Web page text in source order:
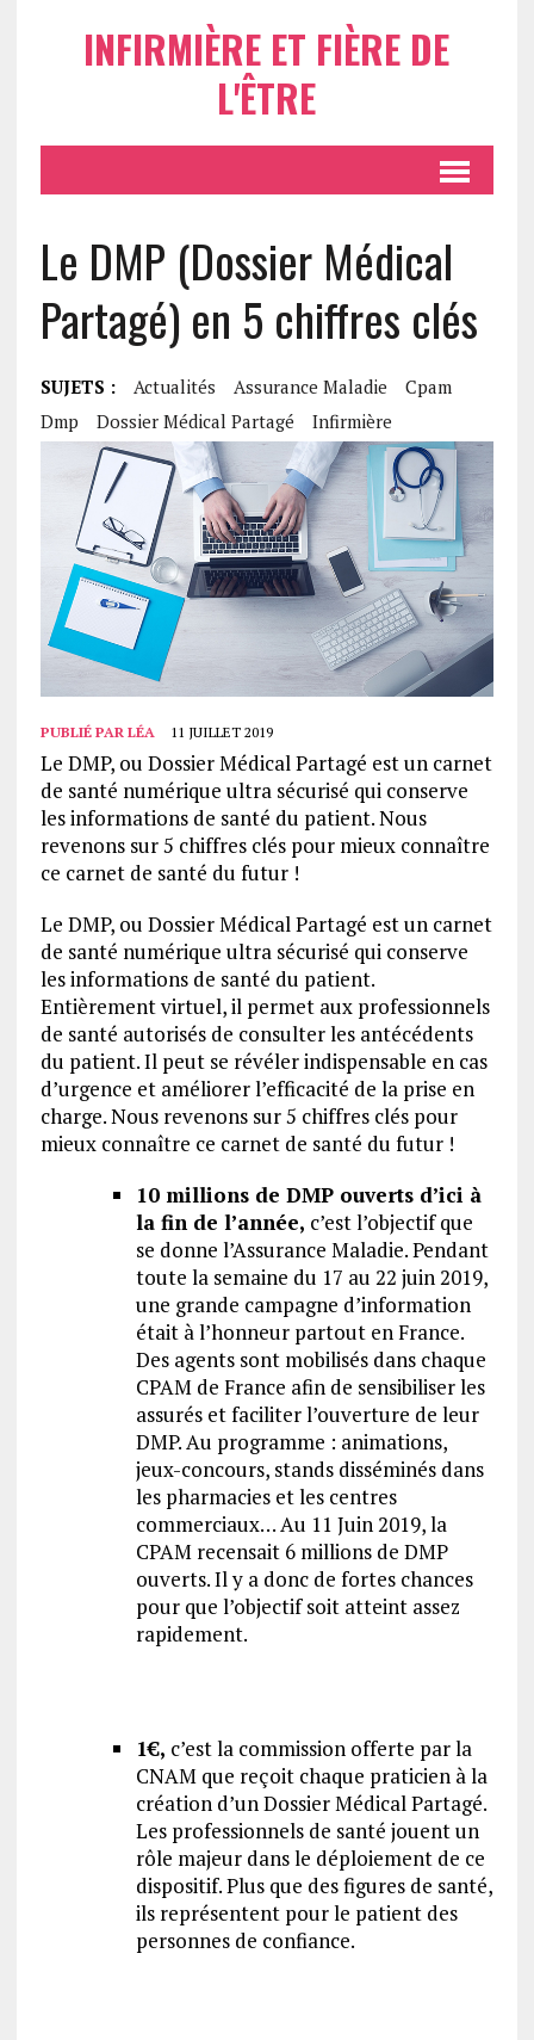
INFIRMIÈRE ET FIÈRE DE
L'ÊTRE
Le DMP (Dossier Médical
Partagé) en 5 chiffres clés
SUJETS : Actualités Assurance Maladie
Cpam
Dmp
Dossier Médical Partagé Infirmière
PUBLIÉ PAR LÉA 11 JUILLET 2019
Le DMP, ou Dossier Médical Partagé est un carnet
de santé numérique ultra sécurisé qui conserve
les informations de santé du patient. Nous
revenons sur 5 chiffres clés pour mieux connaître
ce carnet de santé du futur !
Le DMP, ou Dossier Médical Partagé est un carnet
de santé numérique ultra sécurisé qui conserve
les informations de santé du patient.
Entièrement virtuel, il permet aux professionnels
de santé autorisés de consulter les antécédents
du patient. Il peut se révéler indispensable en cas
d’urgence et améliorer l’efficacité de la prise en
charge. Nous revenons sur 5 chiffres clés pour
mieux connaître ce carnet de santé du futur !
10 millions de DMP ouverts d’ici à
la fin de l’année, c’est l’objectif que
se donne l’Assurance Maladie. Pendant
toute la semaine du 17 au 22 juin 2019,
une grande campagne d’information
était à l’honneur partout en France.
Des agents sont mobilisés dans chaque
CPAM de France afin de sensibiliser les
assurés et faciliter l’ouverture de leur
DMP. Au programme : animations,
jeux-concours, stands disséminés dans
les pharmacies et les centres
commerciaux… Au 11 Juin 2019, la
CPAM recensait 6 millions de DMP
ouverts. Il y a donc de fortes chances
pour que l’objectif soit atteint assez
rapidement.
1€, c’est la commission offerte par la
CNAM que reçoit chaque praticien à la
création d’un Dossier Médical Partagé.
Les professionnels de santé jouent un
rôle majeur dans le déploiement de ce
dispositif. Plus que des figures de santé,
ils représentent pour le patient des
personnes de confiance.